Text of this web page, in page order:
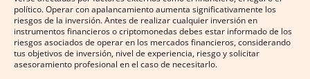
político. Operar con apalancamiento aumenta significativamente los
riesgos de la inversión. Antes de realizar cualquier inversión en
instrumentos financieros o criptomonedas debes estar informado de los
riesgos asociados de operar en los mercados financieros, considerando
tus objetivos de inversión, nivel de experiencia, riesgo y solicitar
asesoramiento profesional en el caso de necesitarlo.